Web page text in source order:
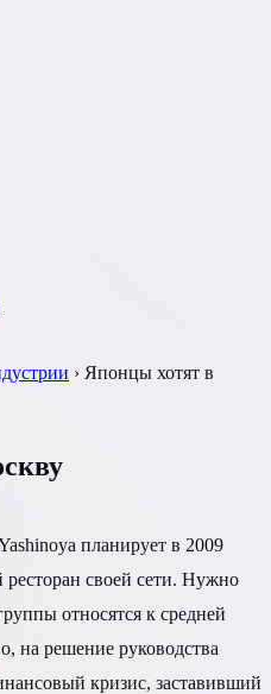
› Японцы хотят в
планирует в 2009
своей сети. Нужно
относятся к средней
на решение руководства
кризис, заставивший